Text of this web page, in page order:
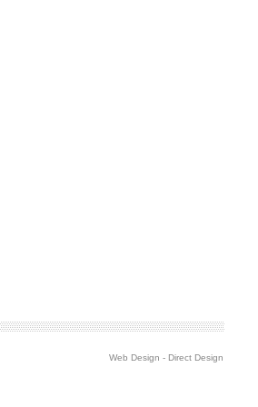
Web Design - Direct Design